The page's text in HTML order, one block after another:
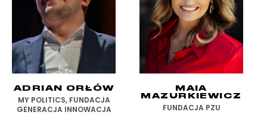
ADRIAN ORŁÓW
MY POLITICS, FUNDACJA
GENERACJA INNOWACJA
MAIA
MAZURKIEWICZ
FUNDACJA PZU